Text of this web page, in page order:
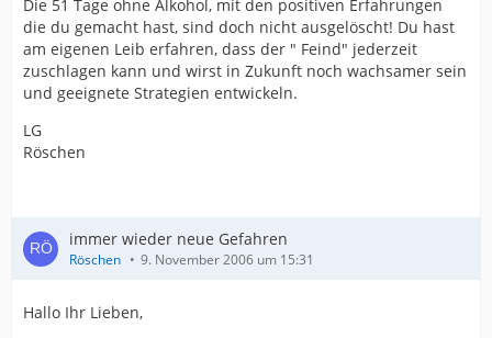
Die 51 Tage ohne Alkohol, mit den positiven Erfahrungen
die du gemacht hast, sind doch nicht ausgelöscht! Du hast
am eigenen Leib erfahren, dass der " Feind" jederzeit
zuschlagen kann und wirst in Zukunft noch wachsamer sein
und geeignete Strategien entwickeln.
LG
Röschen
immer wieder neue Gefahren
Röschen 9. November 2006 um 15:31
Hallo Ihr Lieben,